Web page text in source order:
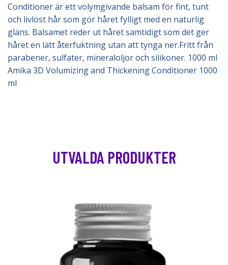
Conditioner är ett volymgivande balsam för fint, tunt
och livlöst hår som gör håret fylligt med en naturlig
glans. Balsamet reder ut håret samtidigt som det ger
håret en lätt återfuktning utan att tynga ner.Fritt från
parabener, sulfater, mineraloljor och silikoner. 1000 ml
Amika 3D Volumizing and Thickening Conditioner 1000
ml
UTVALDA PRODUKTER